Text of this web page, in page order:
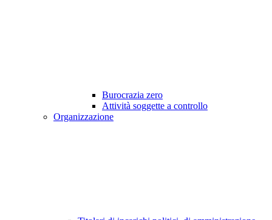
Burocrazia zero
Attività soggette a controllo
Organizzazione